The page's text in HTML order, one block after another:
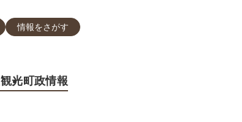
情報をさがす
観光町政情報